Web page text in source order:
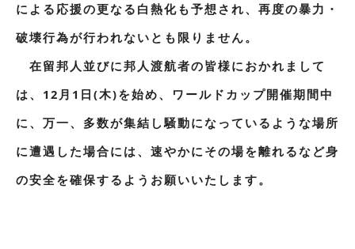
による応援の更なる白熱化も予想され、再度の暴力・
破壊行為が行われないとも限りません。
在留邦人並びに邦人渡航者の皆様におかれまして
は、12月1日(木)を始め、ワールドカップ開催期間中
に、万一、多数が集結し騒動になっているような場所
に遭遇した場合には、速やかにその場を離れるなど身
の安全を確保するようお願いいたします。